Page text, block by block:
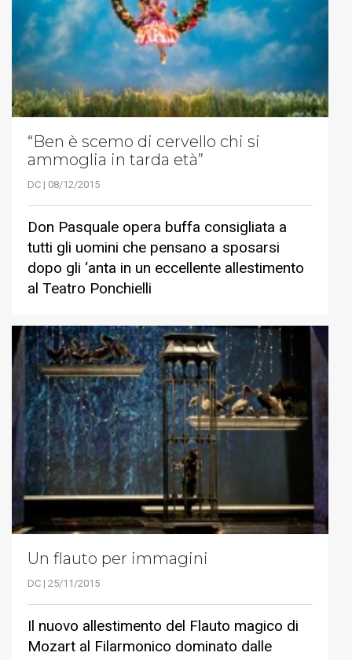
“Ben è scemo di cervello chi si
ammoglia in tarda età”
DC | 08/12/2015
Don Pasquale opera buffa consigliata a
tutti gli uomini che pensano a sposarsi
dopo gli ‘anta in un eccellente allestimento
al Teatro Ponchielli
Un flauto per immagini
DC | 25/11/2015
Il nuovo allestimento del Flauto magico di
Mozart al Filarmonico dominato dalle